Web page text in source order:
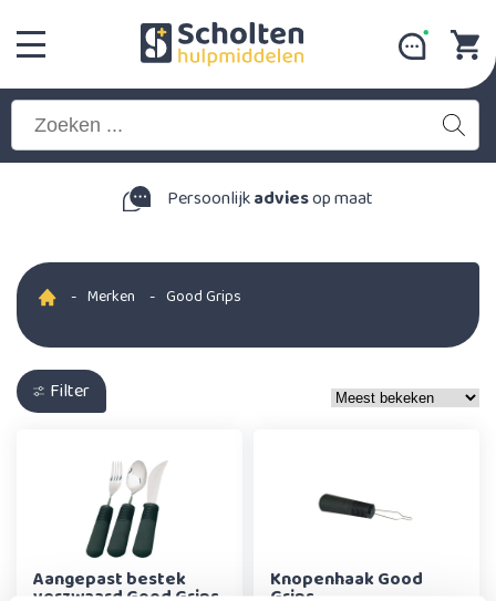
Persoonlijkadviesop maat
- Merken - Good Grips
Filter
Aangepast bestek Knopenhaak Good